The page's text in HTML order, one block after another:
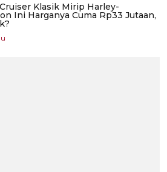
Klasik Mirip Harley-
Ini Harganya Cuma Rp33 Jutaan,